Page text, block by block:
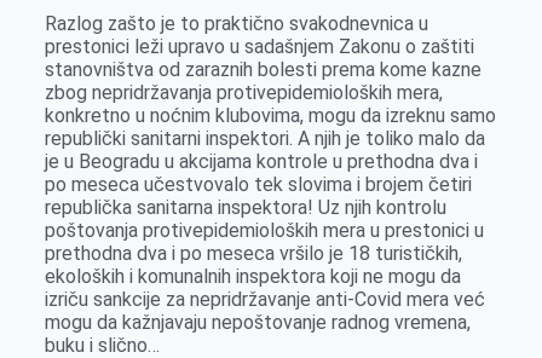
Razlog zašto je to praktično svakodnevnica u
prestonici leži upravo u sadašnjem Zakonu o zaštiti
stanovništva od zaraznih bolesti prema kome kazne
zbog nepridržavanja protivepidemioloških mera,
konkretno u noćnim klubovima, mogu da izreknu samo
republički sanitarni inspektori. A njih je toliko malo da
je u Beogradu u akcijama kontrole u prethodna dva i
po meseca učestvovalo tek slovima i brojem četiri
republička sanitarna inspektora! Uz njih kontrolu
poštovanja protivepidemioloških mera u prestonici u
prethodna dva i po meseca vršilo je 18 turističkih,
ekoloških i komunalnih inspektora koji ne mogu da
izriču sankcije za nepridržavanje anti-Covid mera već
mogu da kažnjavaju nepoštovanje radnog vremena,
buku i slično…